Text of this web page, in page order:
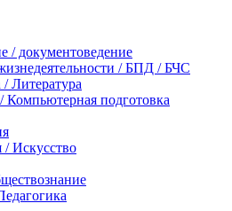
/ документоведение
/ БПД / БЧС
Литература
подготовка
/ Искусство